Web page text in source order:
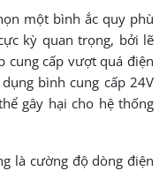
một bình ắc quy phù
kỳ quan trọng, bởi lẽ
cung cấp vượt quá điện
bình cung cấp 24V
gây hại cho hệ thống
là cường độ dòng điện